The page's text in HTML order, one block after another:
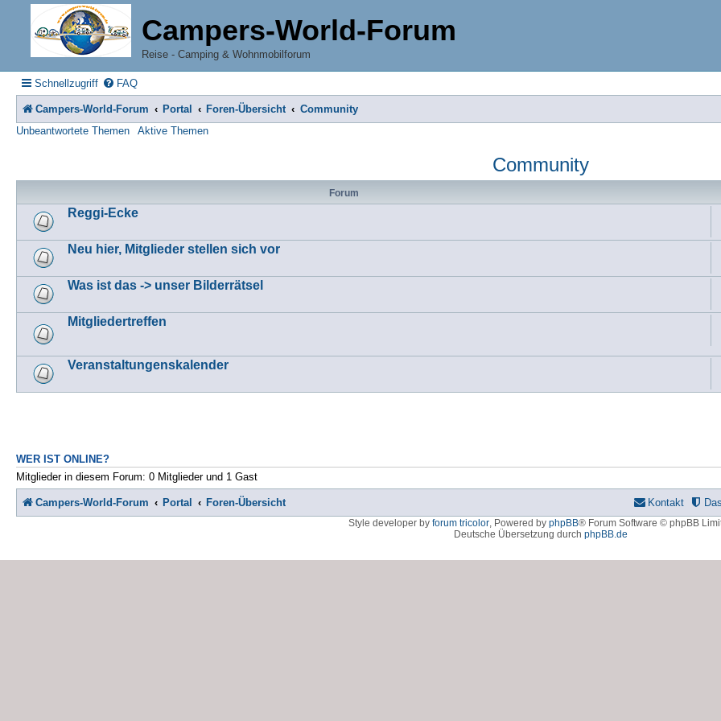
Campers-World-Forum
Reise - Camping & Wohnmobilforum
Schnellzugriff FAQ
Campers-World-Forum Portal Foren-Übersicht
Community
Unbeantwortete Themen
Aktive Themen
Community
Forum
Reggi-Ecke
Neu hier, Mitglieder stellen sich vor
Was ist das -> unser Bilderrätsel
Mitgliedertreffen
Veranstaltungenskalender
WER IST ONLINE?
Mitglieder in diesem Forum: 0 Mitglieder und 1 Gast
Campers-World-Forum Portal Foren-Übersicht Kontakt
Style developer by forum tricolor, Powered by phpBB® Forum Software © phpBB
Deutsche Übersetzung durch phpBB.de